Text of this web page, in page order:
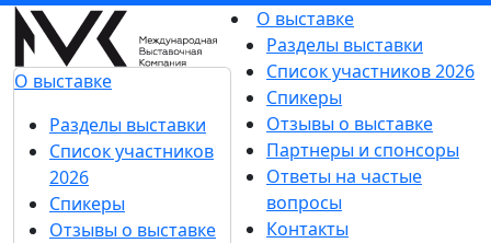
О выставке
Разделы выставки
Список участников
2026
Спикеры
Отзывы о выставке
О выставке
Разделы выставки
Список участников 2026
Спикеры
Отзывы о выставке
Партнеры и спонсоры
Ответы на частые
вопросы
Контакты